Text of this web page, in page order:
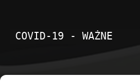
COVID-19 - WAŻNE